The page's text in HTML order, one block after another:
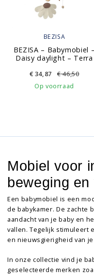
BEZISA
BEZISA – Babymobiel –
Daisy daylight – Terra
€ 34,87 €46,50
Op voorraad
Mobiel voor
beweging
Een babymobiel is een
de babykamer. De zachte
aandacht van je baby en
vallen. Tegelijk stimuleert
en nieuwsgierigheid van
In onze collectie vind je
geselecteerde merken